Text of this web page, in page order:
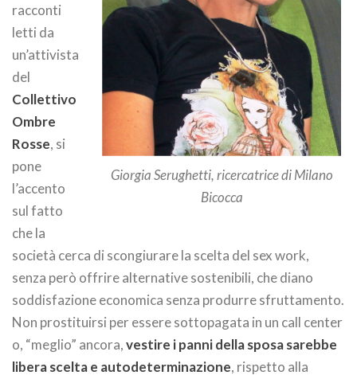
Giorgia Serughetti, ricercatrice di Milano
Bicocca
racconti
letti da
un’attivista
del
Collettivo
Ombre
Rosse, si
pone
l’accento
sul fatto
che la
società cerca di scongiurare la scelta del sex work,
senza però offrire alternative sostenibili, che diano
soddisfazione economica senza produrre sfruttamento.
Non prostituirsi per essere sottopagata in un call center
o, “meglio” ancora,vestire i panni della sposa sarebbe
libera scelta e autodeterminazione, rispetto alla